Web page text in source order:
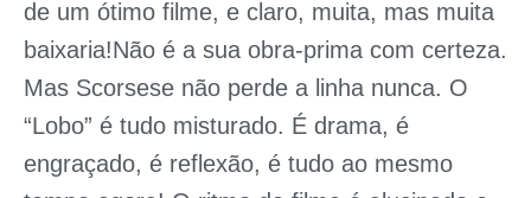
de um ótimo filme, e claro, muita, mas muita
baixaria!Não é a sua obra-prima com certeza.
Mas Scorsese não perde a linha nunca. O
“Lobo” é tudo misturado. É drama, é
engraçado, é reflexão, é tudo ao mesmo